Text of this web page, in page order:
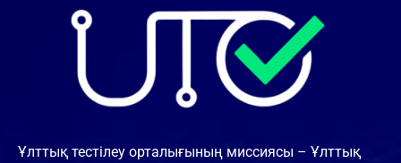
Ұлттық тестілеу орталығының миссиясы – Ұлттық